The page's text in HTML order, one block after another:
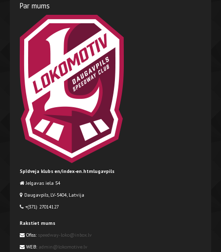
Par mums
Spīdveja klubs en/index-en.htmlugavpils
Jelgavas iela 54
Daugavpils, LV-5404, Latvija
+(371) 27014127
Rakstiet mums
Ofiss: speedway-loko@inbox.lv
WEB: admin@lokomotive.lv